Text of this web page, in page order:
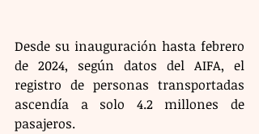
Desde su inauguración hasta febrero
de 2024, según datos del AIFA, el
registro de personas transportadas
ascendía a solo 4.2 millones de
pasajeros.